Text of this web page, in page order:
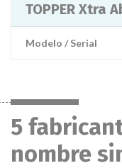
TOPPER Xtra
Modelo / Serial
5
nombre